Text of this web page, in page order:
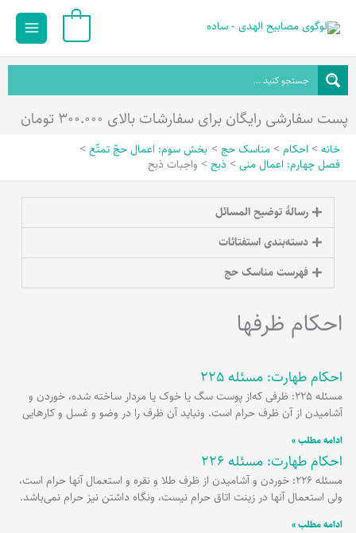
محتوا
Main
پست سفارشی رایگان برای سفارشات بالای ۳۰۰.۰۰۰ تومان
خانه احکام مناسک حج
بخش سوم: اعمال حجّ تمتّع
فصل چهارم: اعمال منی
ذبح واجبات ذبح
رسالۀ توضیح المسائل
دسته‌بندی استفتائات
فهرست مناسک حج
احکام ظرفها
احکام طهارت: مسئله 225
مسئله 225: ظرفی که‌از پوست سگ یا خوک یا مردار ساخته شده، خوردن و
آشامیدن از آن ظرف حرام است. ونباید آن ظرف را در وضو و غسل و کارهایی
ادامه مطلب »
احکام طهارت: مسئله 226
مسئله 226: خوردن و آشامیدن از ظرف طلا و نقره و استعمال آنها حرام است،
ولی استعمال آنها در زینت اتاق حرام نیست، ونگاه داشتن نیز حرام نمی‌باشد.
ادامه مطلب »